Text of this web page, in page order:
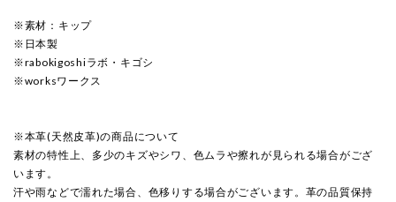
※素材：キップ
※日本製
※rabokigoshiラボ・キゴシ
※worksワークス
※本革(天然皮革)の商品について
素材の特性上、多少のキズやシワ、色ムラや擦れが見られる場合がござ
います。
汗や雨などで濡れた場合、色移りする場合がございます。革の品質保持